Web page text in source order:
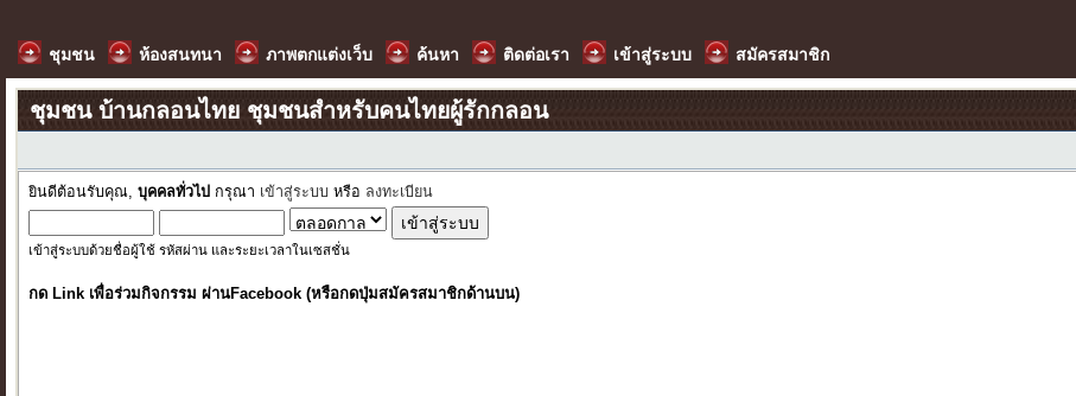
ชุมชน ห้องสนทนา ภาพตกแต่งเว็บ ค้นหา ติดต่อเรา เข้าสู่ระบบ สมัครสมาชิก
ชุมชน บ้านกลอนไทย ชุมชนสำหรับคนไทยผู้รักกลอน
ยินดีต้อนรับคุณ,บุคคลทั่วไป กรุณา เข้าสู่ระบบ หรือ ลงทะเบียน
เข้าสู่ระบบด้วยชื่อผู้ใช้ รหัสผ่าน และระยะเวลาในเซสชั่น
กด Link เพื่อร่วมกิจกรรม ผ่านFacebook (หรือกดปุ่มสมัครสมาชิกด้านบน)